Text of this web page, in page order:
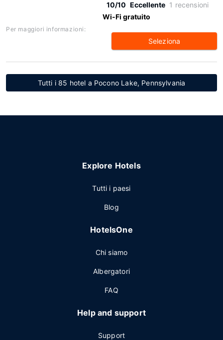
10/10 Eccellente 1 recensioni
Wi-Fi gratuito
Per maggiori informazioni:
Seleziona
Tutti i 85 hotel a Pocono Lake, Pennsylvania
Explore Hotels
Tutti i paesi
Blog
HotelsOne
Chi siamo
Albergatori
FAQ
Help and support
Support